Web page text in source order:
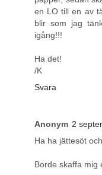
en LO till en av
blir som jag
igång!!!
Ha det!
/K
Svara
Anonym 2
Ha ha jättesöt
Borde skaffa mig